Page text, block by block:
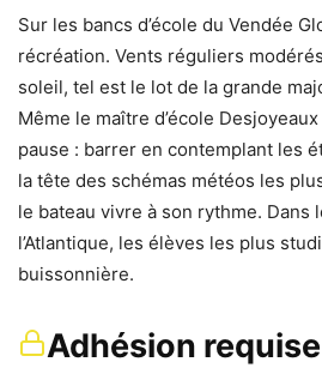
Sur les bancs d’école du Vendée
récréation. Vents réguliers
soleil, tel est le lot de la grande
Même le maître d’école
pause : barrer en contemplant les
la tête des schémas météos les
le bateau vivre à son rythme. Dans
l’Atlantique, les élèves les plus
buissonnière.
Adhésion requise